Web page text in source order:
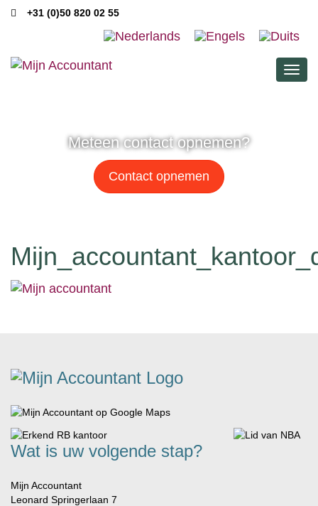
+31 (0)50 820 02 55
Meteen contact opnemen?
Contact opnemen
Wat is uw volgende stap?
Mijn Accountant
Leonard Springerlaan 7